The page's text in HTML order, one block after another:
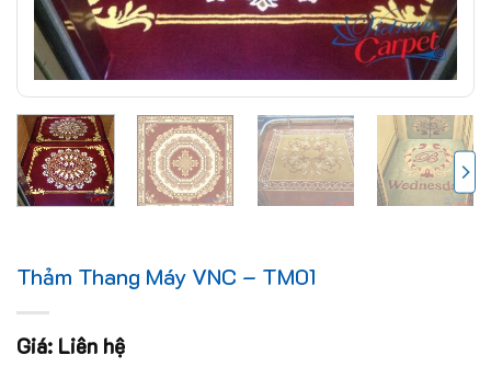
Thảm Thang Máy VNC – TM01
Giá: Liên hệ